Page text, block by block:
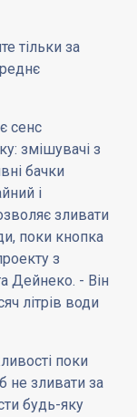
тільки за
сенс
змішувачі з
бачки
і
зливати
поки кнопка
з
Дейнеко. - Він
літрів води
поки
не зливати за
будь-яку